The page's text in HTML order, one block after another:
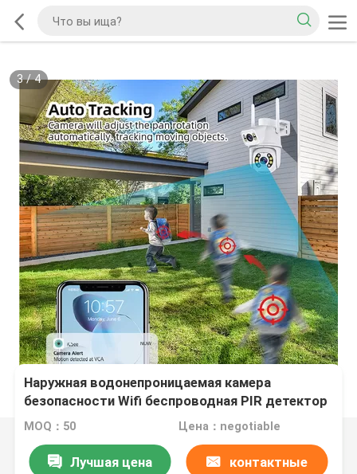
3/4
Наружная водонепроницаемая камера
безопасности Wifi беспроводная PIR детектор
движения камера видеонаблюдения
MOQ：50 Цена：negotiable
Лучшая цена контактные